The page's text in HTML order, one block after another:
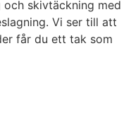
skivtäckning med
Vi ser till att
får du ett tak som